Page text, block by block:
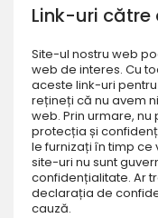
Link-uri către
Site-ul nostru web
web de interes. Cu
aceste link-uri
rețineți că nu avem
web. Prin urmare,
protecția și
le furnizați în timp ce
site-uri nu sunt
confidențialitate. Ar
declarația de
cauză.